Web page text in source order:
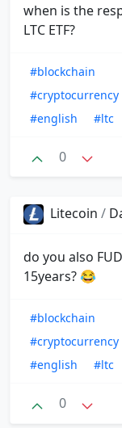
when is the
LTC ETF?
#blockchain
#cryptocurrency
#english
#ltc
0
Litecoin /
do you also
15years? 😂
#blockchain
#cryptocurrency
#english
#ltc
0